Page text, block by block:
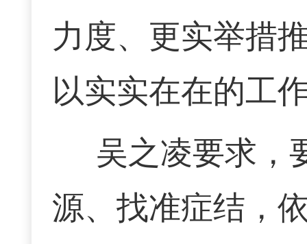
力度、更实举措
以实实在在的工
吴之凌要求，
源、找准症结，